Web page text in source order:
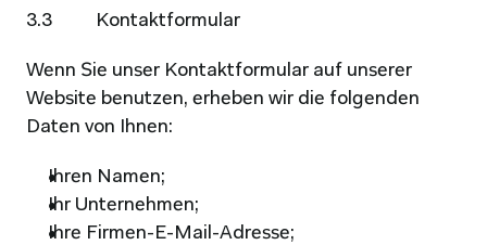
3.3          Kontaktformular
Wenn Sie unser Kontaktformular auf unserer
Website benutzen, erheben wir die folgenden
Daten von Ihnen:
Ihren Namen;
Ihr Unternehmen;
Ihre Firmen-E-Mail-Adresse;